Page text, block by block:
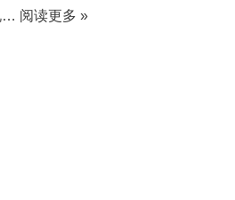
… 阅读更多 »